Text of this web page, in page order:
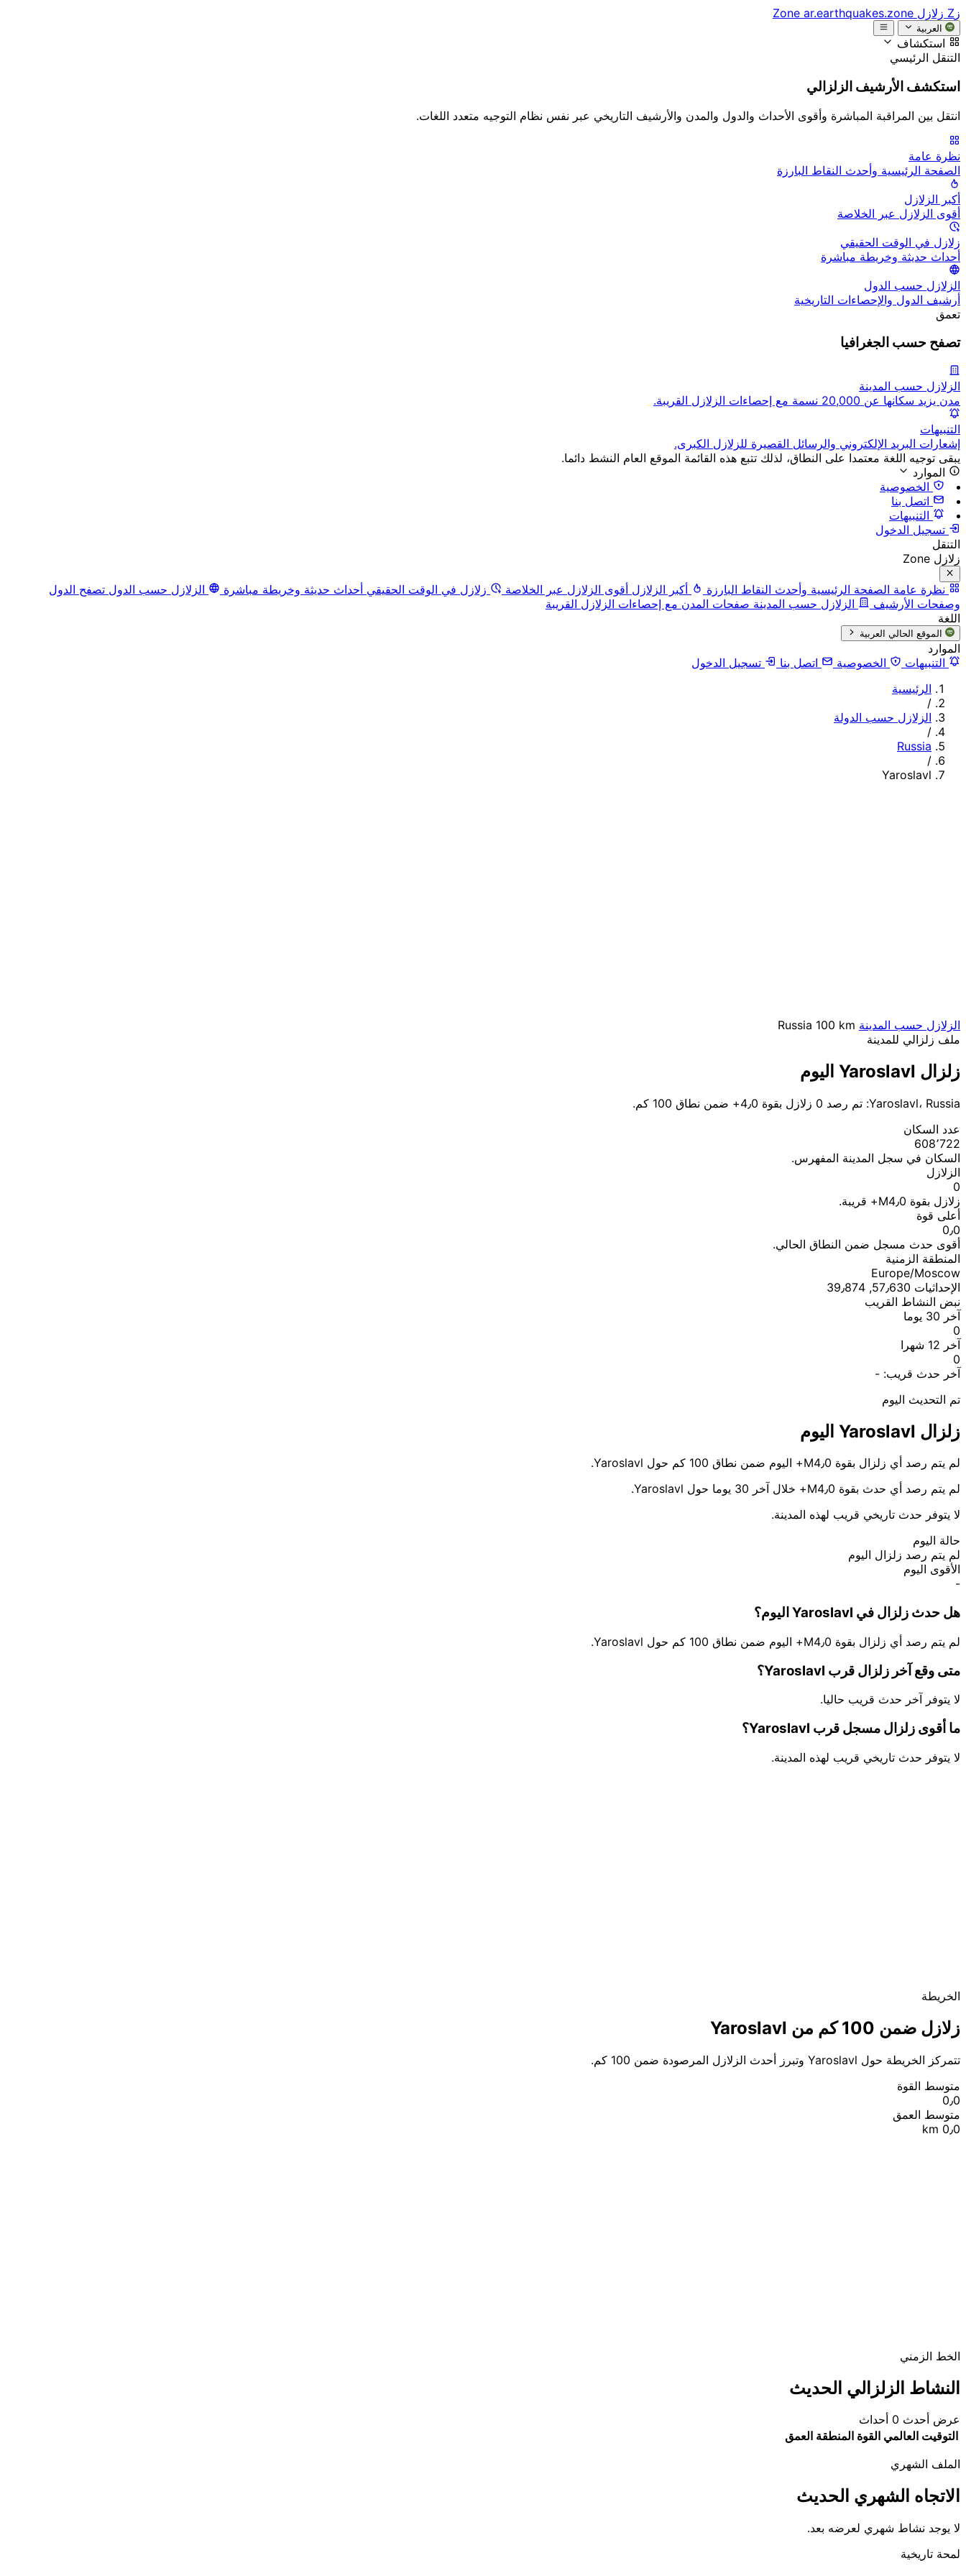
زZ زلازل Zone ar.earthquakes.zone
العربية
استكشاف
التنقل الرئيسي
استكشف الأرشيف الزلزالي
انتقل بين المراقبة المباشرة وأقوى الأحداث والدول والمدن والأرشيف التاريخي عبر نفس نظام التوجيه متعدد اللغات.
نظرة عامة
الصفحة الرئيسية وأحدث النقاط البارزة
أكبر الزلازل
أقوى الزلازل عبر الخلاصة
زلازل في الوقت الحقيقي
أحداث حديثة وخريطة مباشرة
الزلازل حسب الدول
أرشيف الدول والإحصاءات التاريخية
تعمق
تصفح حسب الجغرافيا
الزلازل حسب المدينة
مدن يزيد سكانها عن 20,000 نسمة مع إحصاءات الزلازل القريبة.
التنبيهات
إشعارات البريد الإلكتروني والرسائل القصيرة للزلازل الكبرى.
يبقى توجيه اللغة معتمدا على النطاق، لذلك تتبع هذه القائمة الموقع العام النشط دائما.
الموارد
الخصوصية
اتصل بنا
التنبيهات
تسجيل الدخول
التنقل
زلازل Zone
نظرة عامة الصفحة الرئيسية وأحدث النقاط البارزة أكبر الزلازل أقوى الزلازل عبر الخلاصة زلازل في الوقت الحقيقي أحداث حديثة وخريطة مباشرة الزلازل حسب الدول تصفح الدول
وصفحات الأرشيف
الزلازل حسب المدينة صفحات المدن مع إحصاءات الزلازل القريبة
اللغة
الموقع الحالي العربية
الموارد
التنبيهات
الخصوصية اتصل بنا
تسجيل الدخول
الرئيسية
/
الزلازل حسب الدولة
/
Russia
/
Yaroslavl
الزلازل حسب المدينة Russia 100 km
ملف زلزالي للمدينة
زلزال Yaroslavl اليوم
Yaroslavl، Russia: تم رصد 0 زلازل بقوة 4٫0+ ضمن نطاق 100 كم.
عدد السكان
608٬722
السكان في سجل المدينة المفهرس.
الزلازل
0
زلازل بقوة M4٫0+ قريبة.
أعلى قوة
0٫0
أقوى حدث مسجل ضمن النطاق الحالي.
المنطقة الزمنية
Europe/Moscow
الإحداثيات 57٫630, 39٫874
نبض النشاط القريب
آخر 30 يوما
0
آخر 12 شهرا
0
آخر حدث قريب: -
تم التحديث اليوم
زلزال Yaroslavl اليوم
لم يتم رصد أي زلزال بقوة M4٫0+ اليوم ضمن نطاق 100 كم حول Yaroslavl.
لم يتم رصد أي حدث بقوة M4٫0+ خلال آخر 30 يوما حول Yaroslavl.
لا يتوفر حدث تاريخي قريب لهذه المدينة.
حالة اليوم
لم يتم رصد زلزال اليوم
الأقوى اليوم
-
هل حدث زلزال في Yaroslavl اليوم؟
لم يتم رصد أي زلزال بقوة M4٫0+ اليوم ضمن نطاق 100 كم حول Yaroslavl.
متى وقع آخر زلزال قرب Yaroslavl؟
لا يتوفر آخر حدث قريب حاليا.
ما أقوى زلزال مسجل قرب Yaroslavl؟
لا يتوفر حدث تاريخي قريب لهذه المدينة.
الخريطة
زلازل ضمن 100 كم من Yaroslavl
تتمركز الخريطة حول Yaroslavl وتبرز أحدث الزلازل المرصودة ضمن 100 كم.
متوسط القوة
0٫0
متوسط العمق
0٫0 km
Leaflet
© OpenStreetMap contributors
الخط الزمني
النشاط الزلزالي الحديث
عرض أحدث 0 أحداث
التوقيت العالمي القوة المنطقة العمق
الملف الشهري
الاتجاه الشهري الحديث
لا يوجد نشاط شهري لعرضه بعد.
لمحة تاريخية